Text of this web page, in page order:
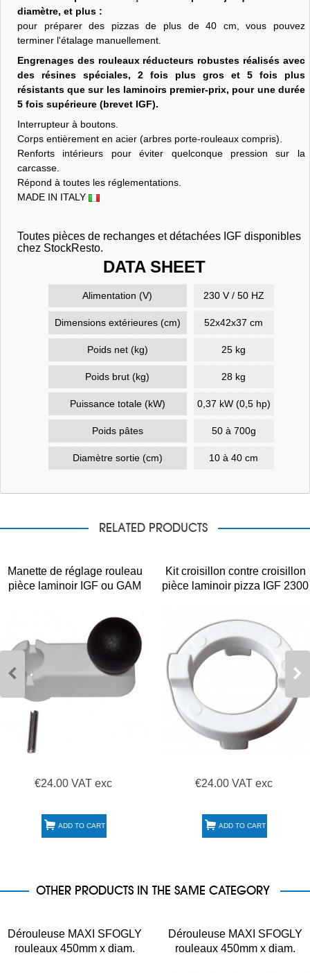
diamètre, et plus :
pour préparer des pizzas de plus de 40 cm, vous pouvez
terminer l'étalage manuellement.
Engrenages des rouleaux réducteurs robustes réalisés avec
des résines spéciales, 2 fois plus gros et 5 fois plus
résistants que sur les laminoirs premier-prix, pour une durée
5 fois supérieure (brevet IGF).
Interrupteur à boutons.
Corps entièrement en acier (arbres porte-rouleaux compris).
Renforts intérieurs pour éviter quelconque pression sur la
carcasse.
Répond à toutes les réglementations.
MADE IN ITALY
Toutes pièces de rechanges et détachées IGF disponibles
chez StockResto.
DATA SHEET
Alimentation (V) 230 V / 50 HZ
Dimensions extérieures (cm) 52x42x37 cm
Poids net (kg) 25 kg
Poids brut (kg) 28 kg
Puissance totale (kW) 0,37 kW (0,5 hp)
Poids pâtes 50 à 700g
Diamètre sortie (cm) 10 à 40 cm
RELATED PRODUCTS
Manette de réglage rouleau
pièce laminoir IGF ou GAM
€24.00 VAT exc
ADD TO CART
Kit croisillon contre croisillon
pièce laminoir pizza IGF 2300
€24.00 VAT exc
ADD TO CART
OTHER PRODUCTS IN THE SAME CATEGORY
Dérouleuse MAXI SFOGLY
rouleaux 450mm x diam.
Dérouleuse MAXI SFOGLY
rouleaux 450mm x diam.